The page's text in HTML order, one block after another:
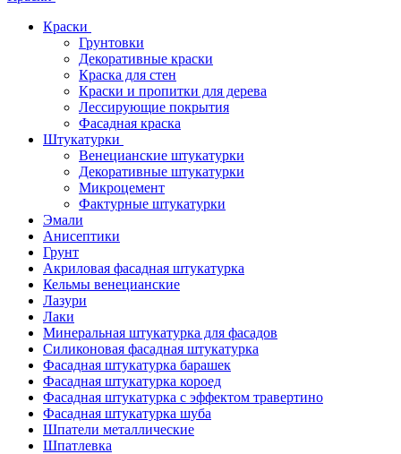
Краски
Грунтовки
Декоративные краски
Краска для стен
Краски и пропитки для дерева
Лессирующие покрытия
Фасадная краска
Штукатурки
Венецианские штукатурки
Декоративные штукатурки
Микроцемент
Фактурные штукатурки
Эмали
Анисептики
Грунт
Акриловая фасадная штукатурка
Кельмы венецианские
Лазури
Лаки
Минеральная штукатурка для фасадов
Силиконовая фасадная штукатурка
Фасадная штукатурка барашек
Фасадная штукатурка короед
Фасадная штукатурка с эффектом травертино
Фасадная штукатурка шуба
Шпатели металлические
Шпатлевка